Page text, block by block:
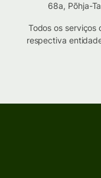
68a, Põhja-
Todos os serviços
respectiva